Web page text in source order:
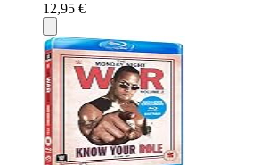
12,95 €